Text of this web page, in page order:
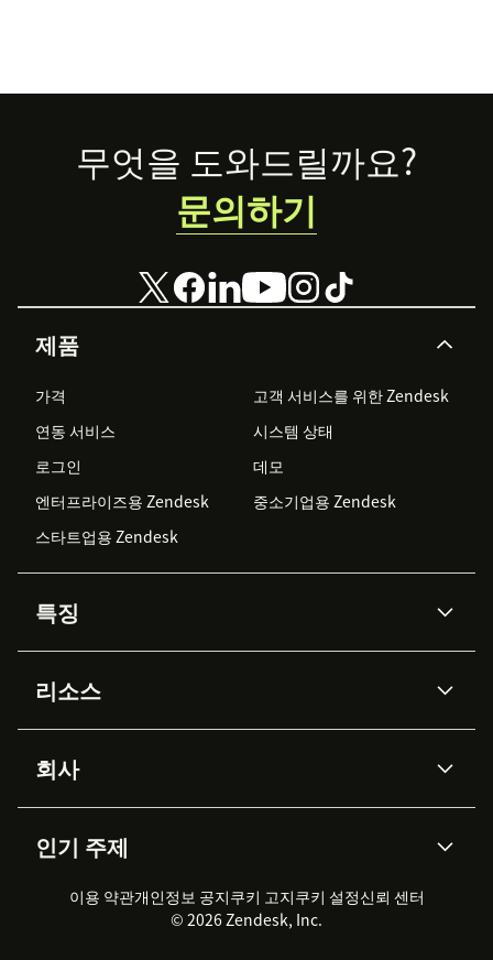
Footer
제품
가격
고객 서비스를 위한 Zendesk
연동 서비스
시스템 상태
로그인
데모
엔터프라이즈용 Zendesk
중소기업용 Zendesk
스타트업용 Zendesk
특징
Zendesk AI
Advanced Data Privacy &
Protection
지식창고
워크포스 관리
실시간 채팅
클라이언트 포털
리소스
API & 개발자
AI 리서치
이벤트 & 웨비나
고객 사례
회사
채용 정보
지속 가능성 보고서
Zendesk Foundation
법적 정보
인기 주제
2026 CX 트렌드
제품 업데이트
고객 서비스 소프트웨어
헬프 데스크 통합 티켓 관리 소
무엇을 도와드릴까요?
문의하기
이용 약관개인정보 공지쿠키 고지쿠키 설정신뢰 센터
© 2026 Zendesk, Inc.